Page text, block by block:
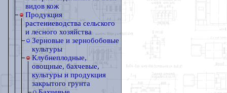
видов кож
Продукция
растениеводства сельского
и лесного хозяйства
Зерновые и зернобобовые
культуры
Клубнеплодные,
овощные, бахчевые,
культуры и продукция
закрытого грунта